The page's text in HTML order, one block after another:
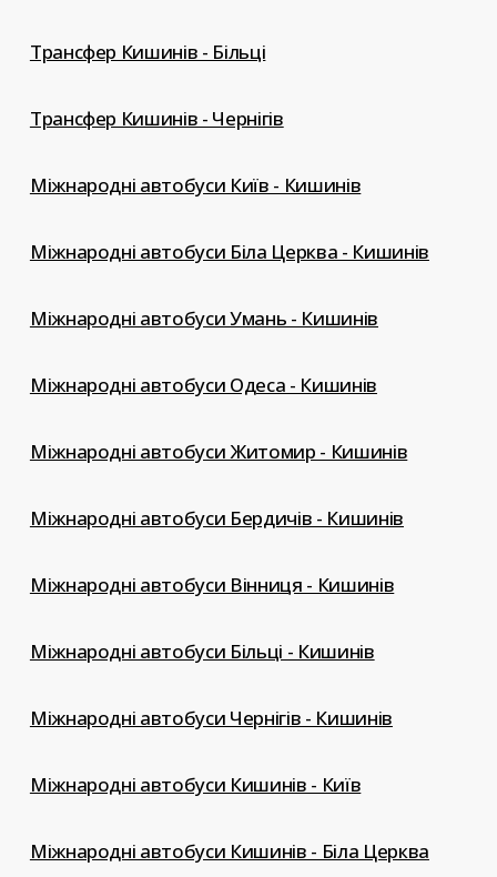
Трансфер Кишинів - Більці
Трансфер Кишинів - Чернігів
Міжнародні автобуси Київ - Кишинів
Міжнародні автобуси Біла Церква - Кишинів
Міжнародні автобуси Умань - Кишинів
Міжнародні автобуси Одеса - Кишинів
Міжнародні автобуси Житомир - Кишинів
Міжнародні автобуси Бердичів - Кишинів
Міжнародні автобуси Вінниця - Кишинів
Міжнародні автобуси Більці - Кишинів
Міжнародні автобуси Чернігів - Кишинів
Міжнародні автобуси Кишинів - Київ
Міжнародні автобуси Кишинів - Біла Церква